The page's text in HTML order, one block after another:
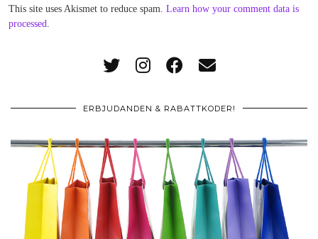
This site uses Akismet to reduce spam. Learn how your comment data is
processed
ERBJUDANDEN & RABATTKODER!